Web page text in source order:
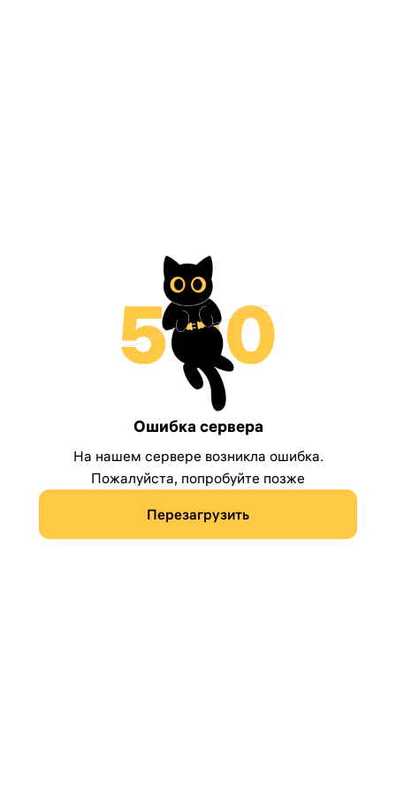
Ошибка сервера
На нашем сервере возникла ошибка.
Пожалуйста, попробуйте позже
Перезагрузить